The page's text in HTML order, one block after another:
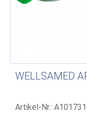
WELLSAMED
Artikel-Nr.: